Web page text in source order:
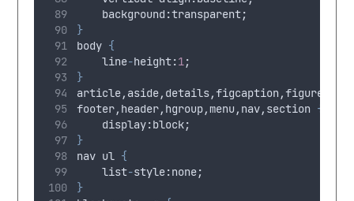
background :transparent;
}
body {
line-height:1;
}
article,aside,details,figcaption,figure,
footer,header,hgroup,menu,nav,section {
display:block;
}
nav ul {
list-style:none;
}